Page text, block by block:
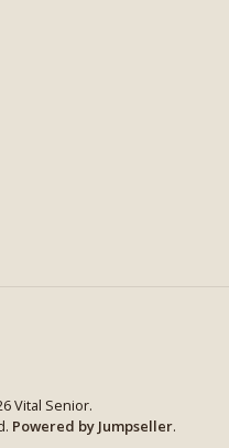
Vital Senior.
Powered by Jumpseller.